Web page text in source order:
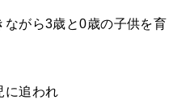
がら3歳と0歳の子供を育
に追われ